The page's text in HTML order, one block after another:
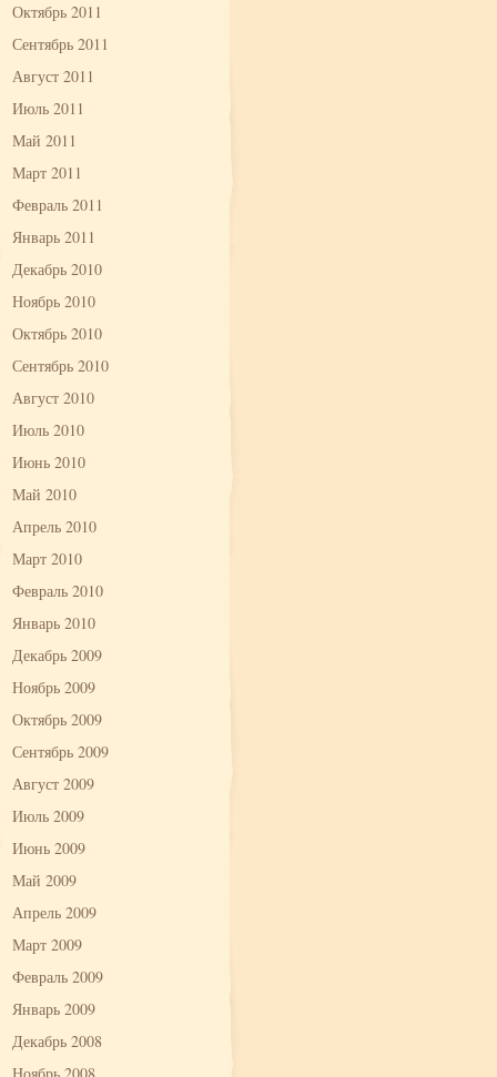
Октябрь 2011
Сентябрь 2011
Август 2011
Июль 2011
Май 2011
Март 2011
Февраль 2011
Январь 2011
Декабрь 2010
Ноябрь 2010
Октябрь 2010
Сентябрь 2010
Август 2010
Июль 2010
Июнь 2010
Май 2010
Апрель 2010
Март 2010
Февраль 2010
Январь 2010
Декабрь 2009
Ноябрь 2009
Октябрь 2009
Сентябрь 2009
Август 2009
Июль 2009
Июнь 2009
Май 2009
Апрель 2009
Март 2009
Февраль 2009
Январь 2009
Декабрь 2008